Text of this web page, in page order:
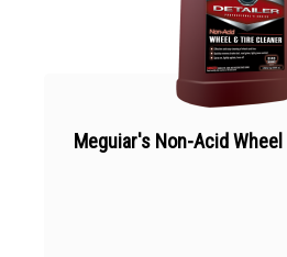
Meguiar's Non-Acid